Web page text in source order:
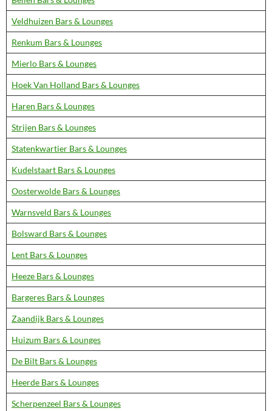
Veldhuizen Bars & Lounges
Renkum Bars & Lounges
Mierlo Bars & Lounges
Hoek Van Holland Bars & Lounges
Haren Bars & Lounges
Strijen Bars & Lounges
Statenkwartier Bars & Lounges
Kudelstaart Bars & Lounges
Oosterwolde Bars & Lounges
Warnsveld Bars & Lounges
Bolsward Bars & Lounges
Lent Bars & Lounges
Heeze Bars & Lounges
Bargeres Bars & Lounges
Zaandijk Bars & Lounges
Huizum Bars & Lounges
De Bilt Bars & Lounges
Heerde Bars & Lounges
Scherpenzeel Bars & Lounges